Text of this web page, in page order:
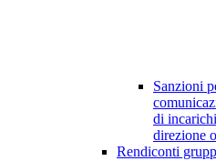
Sanzioni
di
direzione
Rendiconti